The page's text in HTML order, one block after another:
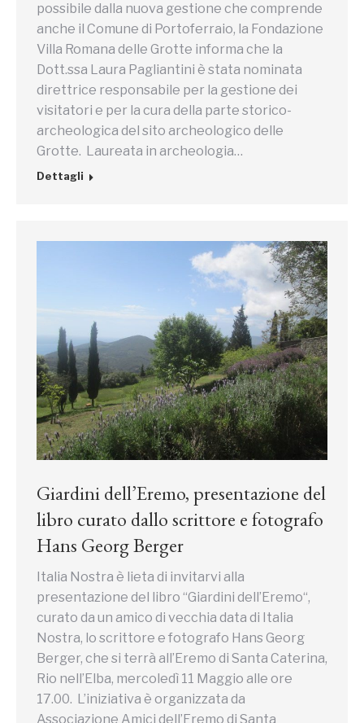
possibile dalla nuova gestione che comprende
anche il Comune di Portoferraio, la Fondazione
Villa Romana delle Grotte informa che la
Dott.ssa Laura Pagliantini è stata nominata
direttrice responsabile per la gestione dei
visitatori e per la cura della parte storico-
archeologica del sito archeologico delle
Grotte. Laureata in archeologia…
Dettagli
Giardini dell’Eremo, presentazione del
libro curato dallo scrittore e fotografo
Hans Georg Berger
Italia Nostra è lieta di invitarvi alla
presentazione del libro “Giardini dell’Eremo“,
curato da un amico di vecchia data di Italia
Nostra, lo scrittore e fotografo Hans Georg
Berger, che si terrà all’Eremo di Santa Caterina,
Rio nell’Elba, mercoledì 11 Maggio alle ore
17.00. L’iniziativa è organizzata da
Associazione Amici dell’Eremo di Santa